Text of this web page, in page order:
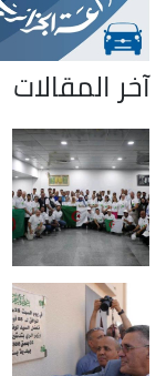
آخر المقالات